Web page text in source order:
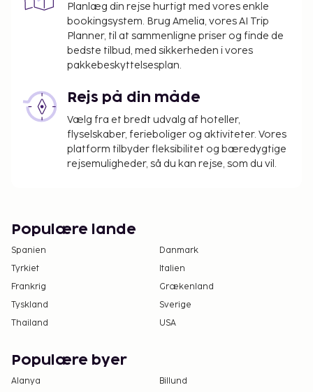
Planlæg din rejse hurtigt med vores enkle
bookingsystem. Brug Amelia, vores AI Trip
Planner, til at sammenligne priser og finde de
bedste tilbud, med sikkerheden i vores
pakkebeskyttelsesplan.
Rejs på din måde
Vælg fra et bredt udvalg af hoteller,
flyselskaber, ferieboliger og aktiviteter. Vores
platform tilbyder fleksibilitet og bæredygtige
rejsemuligheder, så du kan rejse, som du vil.
Populære lande
Spanien
Danmark
Tyrkiet
Italien
Frankrig
Grækenland
Tyskland
Sverige
Thailand
USA
Populære byer
Alanya
Billund